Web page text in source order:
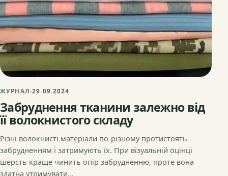
ЖУРНАЛ·29.09.2024
Забруднення тканини залежно від
її волокнистого складу
Різні волокнисті матеріали по-різному протистоять
забрудненням і затримують їх. При візуальній оцінці
шерсть краще чинить опір забрудненню, проте вона
здатна утримувати…